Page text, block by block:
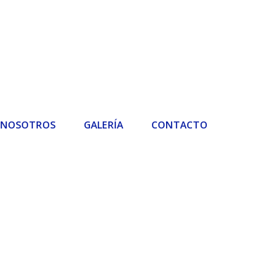
NOSOTROS GALERÍA CONTACTO